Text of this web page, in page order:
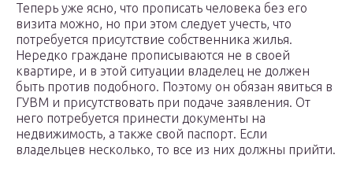
Теперь уже ясно, что прописать человека без его
визита можно, но при этом следует учесть, что
потребуется присутствие собственника жилья.
Нередко граждане прописываются не в своей
квартире, и в этой ситуации владелец не должен
быть против подобного. Поэтому он обязан явиться в
ГУВМ и присутствовать при подаче заявления. От
него потребуется принести документы на
недвижимость, а также свой паспорт. Если
владельцев несколько, то все из них должны прийти.